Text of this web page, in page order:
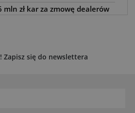
mln zł kar za zmowę dealerów
4000: trzy nowe kosiarki
Zapisz się do newslettera